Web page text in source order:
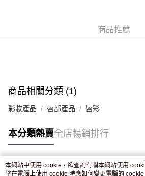
付款後門市自取，訂單確認後2-4個工作天
商品推薦
商品相關分類 (1)
彩妝產品 唇部產品 唇彩
本分類熱賣全店暢銷排行
熱門標籤
本網站中使用 cookie，欲查詢有關本網站使用
望在電腦上使用 cookie 時應如何變更電腦的